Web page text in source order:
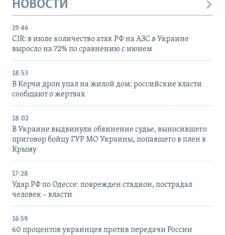
НОВОСТИ
19:46
CIR: в июле количество атак РФ на АЗС в Украине
выросло на 72% по сравнению с июнем
18:53
В Керчи дрон упал на жилой дом: российские власти
сообщают о жертвах
18:02
В Украине выдвинули обвинение судье, выносившего
приговор бойцу ГУР МО Украины, попавшего в плен в
Крыму
17:28
Удар РФ по Одессе: поврежден стадион, пострадал
человек – власти
16:59
60 процентов украинцев против передачи России